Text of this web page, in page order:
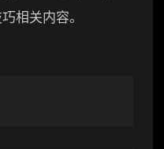
相关内容。